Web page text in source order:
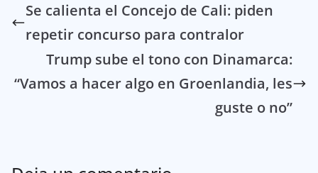
Se calienta el Concejo de Cali: piden
repetir concurso para contralor
Trump sube el tono con Dinamarca:
“Vamos a hacer algo en Groenlandia, les
guste o no”